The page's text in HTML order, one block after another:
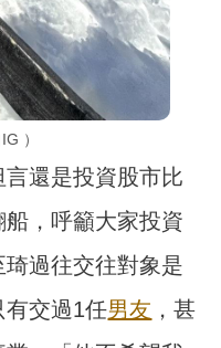
）
還是投資股市比
，呼籲大家投資
過往交往對象是
有交過1任男友 ，甚